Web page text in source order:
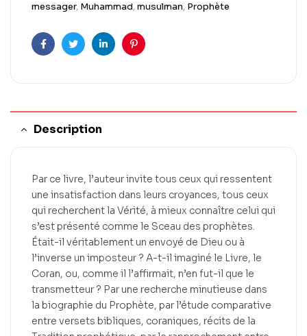
messager, Muhammad,musulman, Prophète
FacebookTwitterLinkedInPinterest
Description
Par ce livre, l’auteur invite tous ceux qui ressentent
une insatisfaction dans leurs croyances, tous ceux
qui recherchent la Vérité, à mieux connaître celui qui
s’est présenté comme le Sceau des prophètes.
Était-il véritablement un envoyé de Dieu ou à
l’inverse un imposteur ? A-t-il imaginé le Livre, le
Coran, ou, comme il l’affirmait, n’en fut-il que le
transmetteur ? Par une recherche minutieuse dans
la biographie du Prophète, par l’étude comparative
entre versets bibliques, coraniques, récits de la